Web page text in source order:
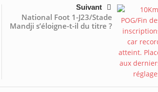
Suivant
National Foot 1-J23/Stade
Mandji s’éloigne-t-il du titre ?